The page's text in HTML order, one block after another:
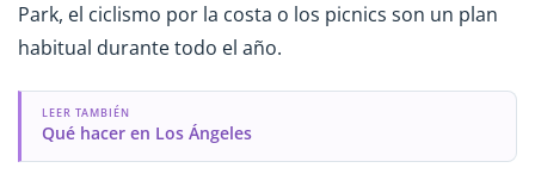
Park, el ciclismo por la costa o los picnics son un plan
habitual durante todo el año.
LEER TAMBIÉN
Qué hacer en Los Ángeles